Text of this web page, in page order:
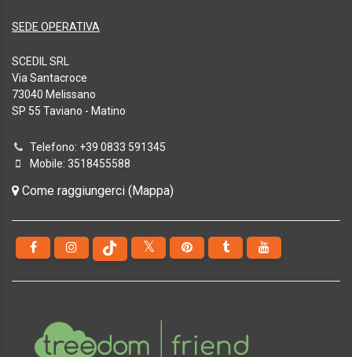
SEDE OPERATIVA
SCEDIL SRL
Via Santacroce
73040 Melissano
SP 55 Taviano - Matino
Telefono: +39 0833 591345
Mobile: 3518455588
Come raggiungerci (Mappa)